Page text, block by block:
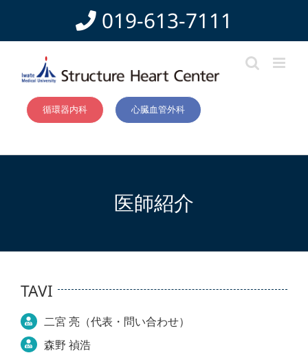
019-613-7111
循環器内科 心臓血管外科
医師紹介
TAVI
二宮 亮（代表・問い合わせ）
森野 禎浩